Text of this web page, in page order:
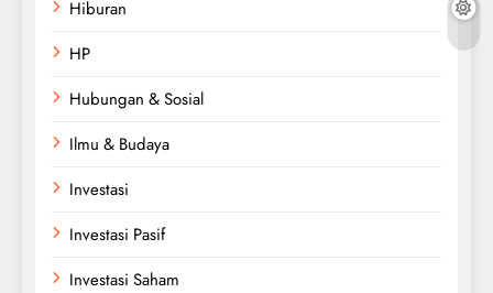
Hiburan
HP
Hubungan & Sosial
Ilmu & Budaya
Investasi
Investasi Pasif
Investasi Saham